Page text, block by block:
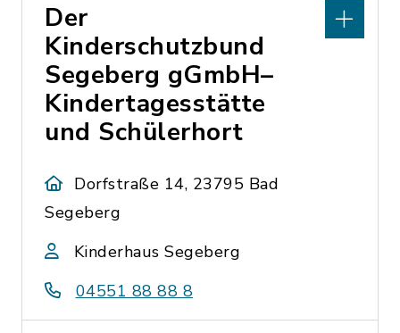
Der
Kinderschutzbund
Segeberg gGmbH–
Kindertagesstätte
und Schülerhort
Dorfstraße 14, 23795 Bad
Segeberg
Kinderhaus Segeberg
04551 88 88 8